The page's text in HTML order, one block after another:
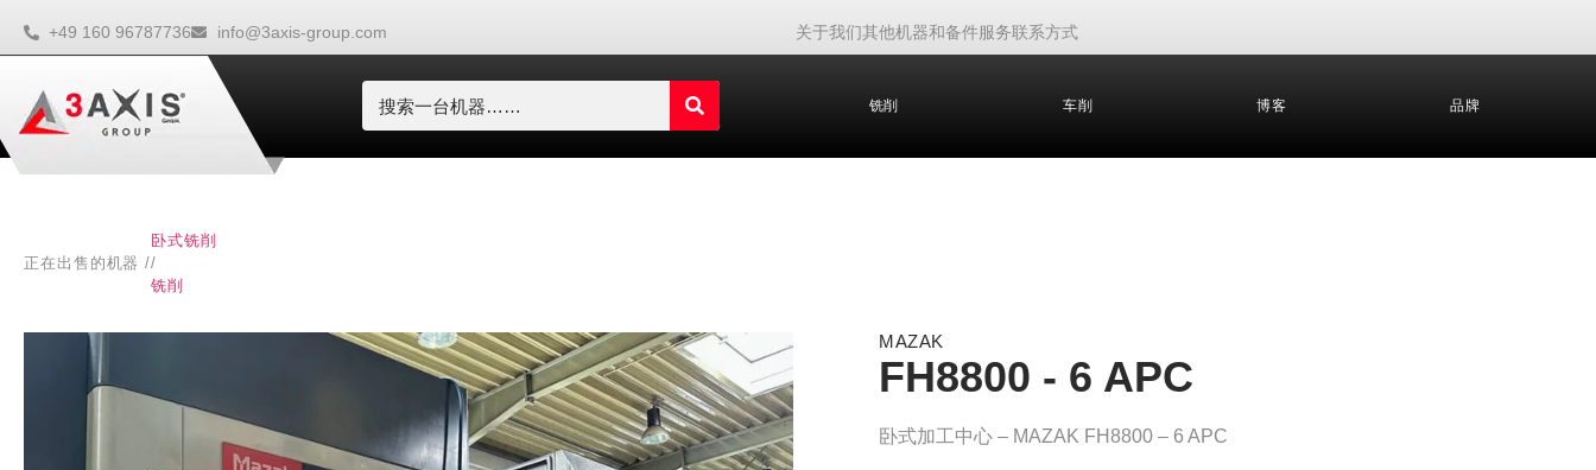
+49 160 96787736 info@3axis-group.com 关于我们其他机器和备件服务联系方式
铣削 车削 博客 品牌
正在出售的机器 /
卧式铣削
/
铣削
MAZAK
FH8800 - 6 APC
卧式加工中心 – MAZAK FH8800 – 6 APC